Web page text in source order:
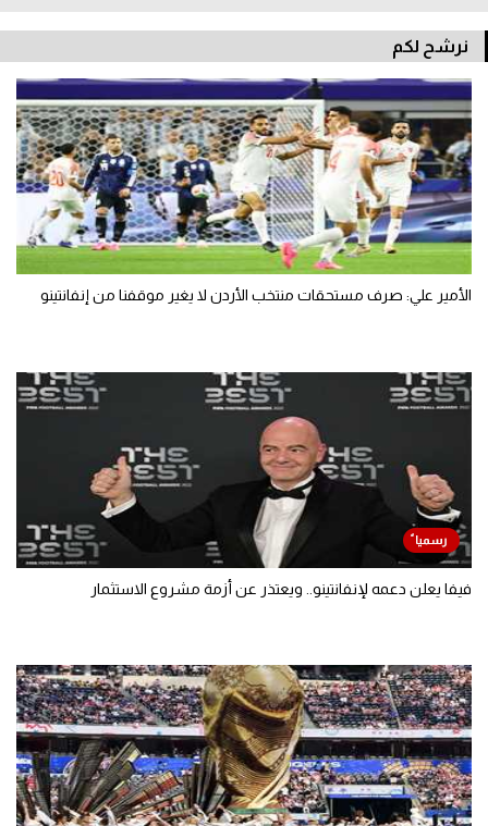
نرشح لكم
الأمير علي: صرف مستحقات منتخب الأردن لا يغير موقفنا من إنفانتينو
فيفا يعلن دعمه لإنفانتينو.. ويعتذر عن أزمة مشروع الاستثمار